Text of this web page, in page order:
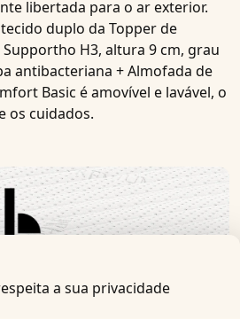
libertada para o ar exterior.
duplo da Topper de
H3, altura 9 cm, grau
antibacteriana + Almofada de
Basic é amovível e lavável, o
os cuidados.
a sua privacidade